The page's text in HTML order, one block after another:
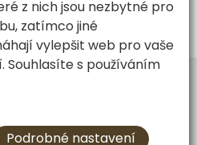
|V KORUNÁCH STROMŮ
z nich jsou nezbytné pro
zatímco jiné
vylepšit web pro vaše
Souhlasíte s používáním
Podrobné nastavení